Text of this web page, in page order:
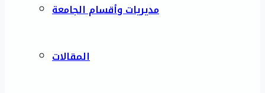
مديريات وأقسام الجامعة
المقالات